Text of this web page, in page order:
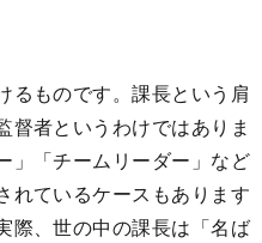
ものです。課長という肩
督者というわけではありま
」「チームリーダー」など
れているケースもあります
際、世の中の課長は「名ば